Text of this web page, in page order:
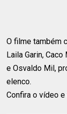
O filme também
Laila Garin,
e Osvaldo Mil,
elenco.
Confira o vídeo